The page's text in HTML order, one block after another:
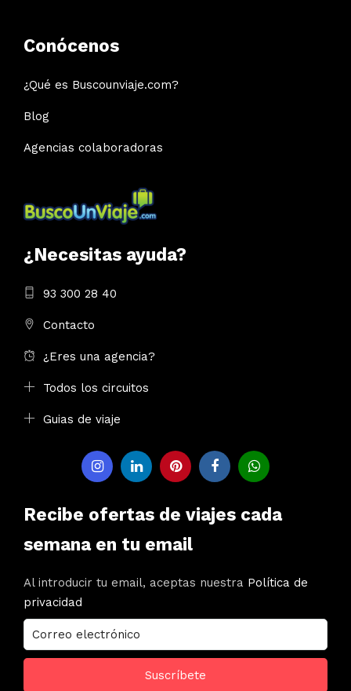
Conócenos
¿Qué es Buscounviaje.com?
Blog
Agencias colaboradoras
¿Necesitas ayuda?
93 300 28 40
Contacto
¿Eres una agencia?
Todos los circuitos
Guias de viaje
Recibe ofertas de viajes cada
semana en tu email
Al introducir tu email, aceptas nuestra Política de
privacidad